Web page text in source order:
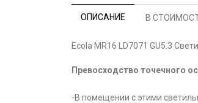
ОПИСАНИЕ В
Ecola MR16 LD7071 GU5.3
Превосходство точечного
-В помещении с этими